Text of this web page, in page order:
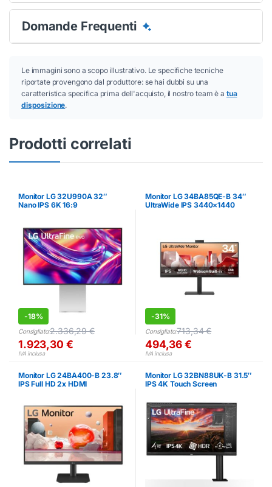
Domande Frequenti
Le immagini sono a scopo illustrativo. Le specifiche tecniche
riportate provengono dal produttore: se hai dubbi su una
caratteristica specifica prima dell'acquisto, il nostro team è a tua
disposizione.
Prodotti correlati
Monitor LG 32U990A 32″
Nano IPS 6K 16:9
-18%
Consigliato:2.336,29€
1.923,30 €
IVA inclusa
Monitor LG 34BA85QE-B 34″
UltraWide IPS 3440×1440
-31%
Consigliato:713,34€
494,36€
IVA inclusa
Monitor LG 24BA400-B 23.8″
IPS Full HD 2x HDMI
Monitor LG 32BN88UK-B 31.5″
IPS 4K Touch Screen